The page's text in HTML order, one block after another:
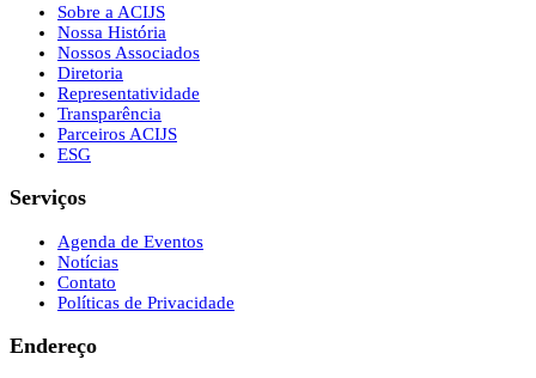
Sobre a ACIJS
Nossa História
Nossos Associados
Diretoria
Representatividade
Transparência
Parceiros ACIJS
ESG
Serviços
Agenda de Eventos
Notícias
Contato
Políticas de Privacidade
Endereço